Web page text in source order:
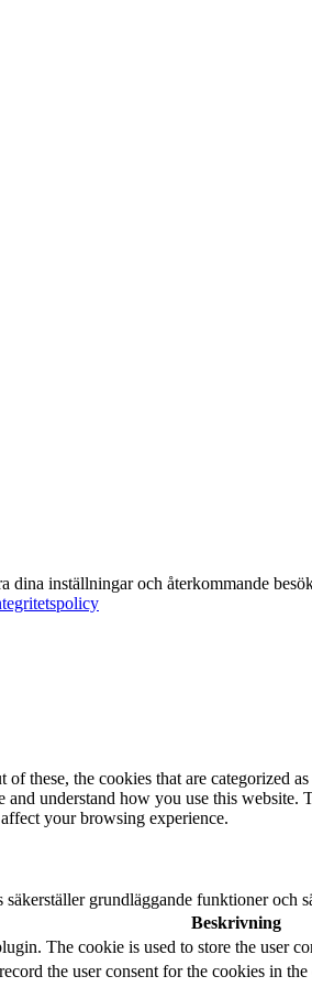
dina inställningar och återkommande
the cookies that are categorized
understand how you use this
your browsing experience.
grundläggande funktioner och
Beskrivning
The cookie is used to store the user
the user consent for the cookies in